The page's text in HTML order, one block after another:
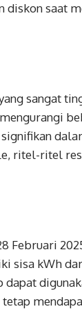
diskon saat
sangat
ritel-ritel
Februari
sisa kWh